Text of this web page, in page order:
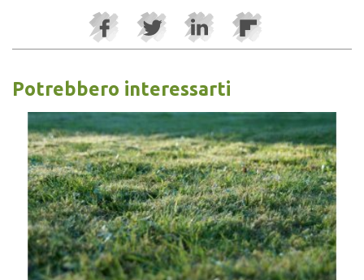
Potrebbero interessarti